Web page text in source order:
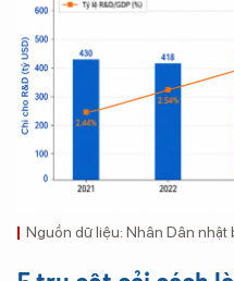
Nguồn dữ liệu: Nhân Dân nhật